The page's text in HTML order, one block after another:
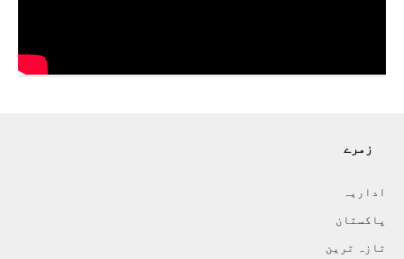
زمرے
اداريہ
پاکستان
تازہ ترين